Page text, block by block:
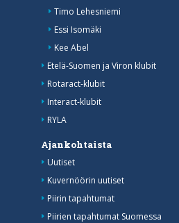
Timo Lehesniemi
Essi Isomäki
Kee Abel
Etelä-Suomen ja Viron klubit
Rotaract-klubit
Interact-klubit
RYLA
Ajankohtaista
Uutiset
Kuvernöörin uutiset
Piirin tapahtumat
Piirien tapahtumat Suomessa